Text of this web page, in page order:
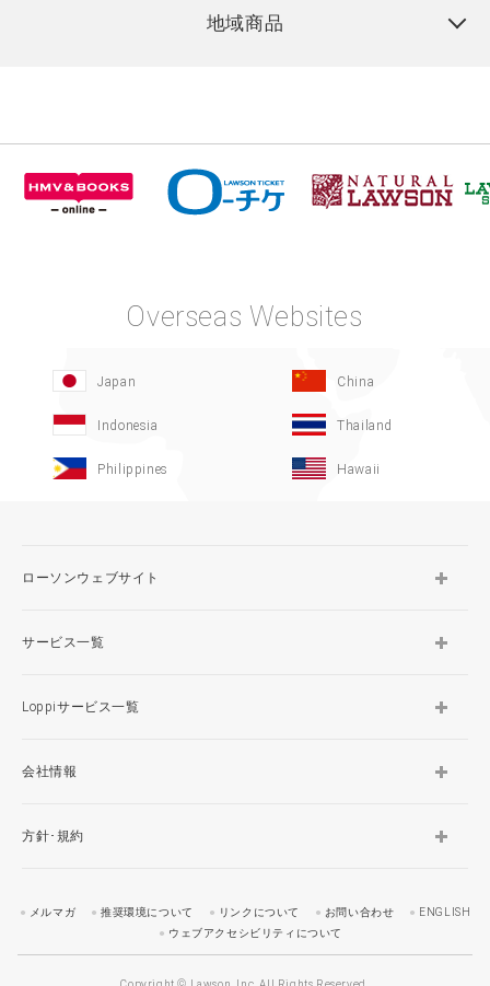
地域商品
Overseas Websites
Japan China
Indonesia Thailand
Philippines Hawaii
ローソンウェブサイト
サービス一覧
Loppiサービス一覧
会社情報
方針･規約
メルマガ 推奨環境について リンクについて お問い合わせ
ENGLISH
ウェブアクセシビリティについて